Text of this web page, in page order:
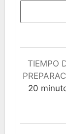
TIEMPO
20